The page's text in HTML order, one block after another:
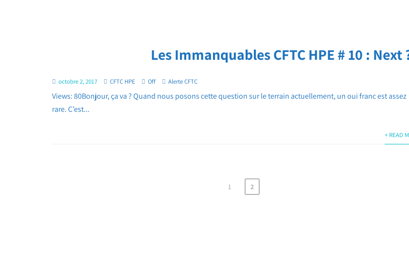
Les Immanquables CFTC HPE # 10 : Next
octobre 2, 2017 CFTC HPE Off Alerte CFTC
Views: 80Bonjour, ça va ? Quand nous posons cette question sur le terrain actuellement, un oui franc est assez
rare. C’est...
+ READ
1 2